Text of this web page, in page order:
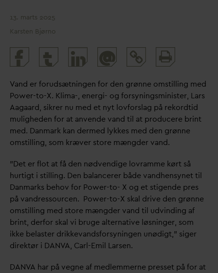
13. marts 2025
Karsten Bjørno
@
and
Vand er forudsætningen for den grønne omstilling med
Power-to-X. Klima-, energi- og forsyningsminister, Lars
Aagaard, sikrer nu med et nyt lovforslag på rekordtid
muligheden for at anvende vand til at producere brint
med. Danmark kan dermed lykkes med den grønne
omstilling, som kræver store mængder vand.
”Det er flot at få den nødvendige lovramme kørt så
hurtigt i stilling. Den balancerer både vandhensynet til
Danmarks behov for Power-to- X og et stigende pres
på vandressourcen. Power-to-X skal drive den grønne
omstilling med store mængder vand til udvinding af
brint, derfor skal vi bruge alternative løsninger, som
ikke belaster drikkevandsforsyningen unødigt,” siger
direktør i DANVA, Carl-Emil Larsen.
DANVA har på vegne af medlemmerne presset på for at